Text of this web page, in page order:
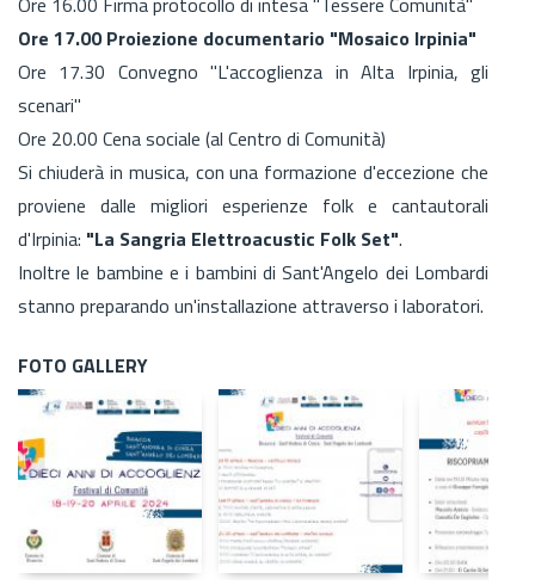
Ore 17.00 Proiezione documentario "Mosaico Irpinia"
Ore 17.30 Convegno "L'accoglienza in Alta Irpinia, gli
scenari"
Ore 20.00 Cena sociale (al Centro di Comunità)
Si chiuderà in musica, con una formazione d'eccezione che
proviene dalle migliori esperienze folk e cantautorali
d'Irpinia: "La Sangria Elettroacustic Folk Set".
Inoltre le bambine e i bambini di Sant'Angelo dei Lombardi
stanno preparando un'installazione attraverso i laboratori.
FOTO GALLERY